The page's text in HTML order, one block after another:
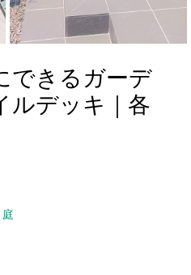
できるガーデ
ルデッキ｜各
庭